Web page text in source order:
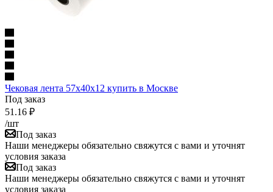
Чековая лента 57х40х12 купить в Москве
Под заказ
51.16 ₽
/шт
Под заказ
Наши менеджеры обязательно свяжутся с вами и уточнят
условия заказа
Под заказ
Наши менеджеры обязательно свяжутся с вами и уточнят
условия заказа